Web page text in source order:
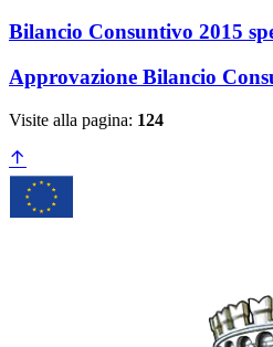
Bilancio Consuntivo 2015
Approvazione Bilancio
Visite alla pagina: 124